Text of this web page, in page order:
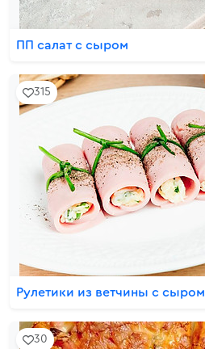
ПП салат с сыром
315
Рулетики из ветчины с сыром
30